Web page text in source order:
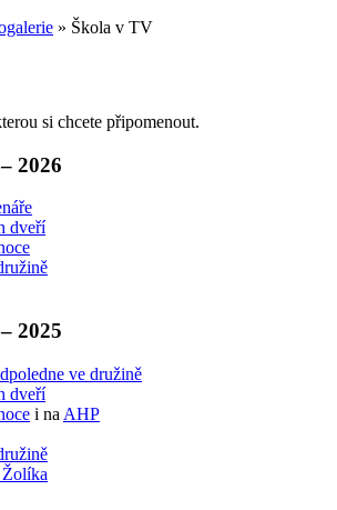
» Škola v TV
si chcete připomenout.
2026
dveří
2025
ve družině
dveří
i na AHP